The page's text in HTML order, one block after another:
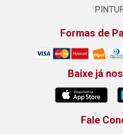
Formas de
Baixe já
Fale